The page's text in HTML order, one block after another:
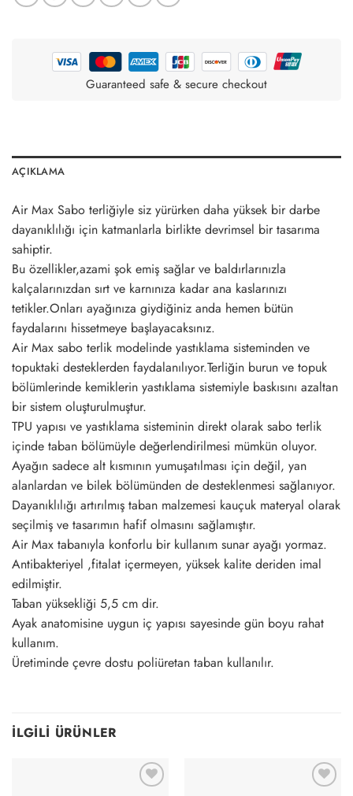
Guaranteed safe & secure checkout
AÇIKLAMA
Air Max Sabo terliğiyle siz yürürken daha yüksek bir darbe
dayanıklılığı için katmanlarla birlikte devrimsel bir tasarıma
sahiptir.
Bu özellikler,azami şok emiş sağlar ve baldırlarınızla
kalçalarınızdan sırt ve karnınıza kadar ana kaslarınızı
tetikler.Onları ayağınıza giydiğiniz anda hemen bütün
faydalarını hissetmeye başlayacaksınız.
Air Max sabo terlik modelinde yastıklama sisteminden ve
topuktaki desteklerden faydalanılıyor.Terliğin burun ve topuk
bölümlerinde kemiklerin yastıklama sistemiyle baskısını azaltan
bir sistem oluşturulmuştur.
TPU yapısı ve yastıklama sisteminin direkt olarak sabo terlik
içinde taban bölümüyle değerlendirilmesi mümkün oluyor.
Ayağın sadece alt kısmının yumuşatılması için değil, yan
alanlardan ve bilek bölümünden de desteklenmesi sağlanıyor.
Dayanıklılığı artırılmış taban malzemesi kauçuk materyal olarak
seçilmiş ve tasarımın hafif olmasını sağlamıştır.
Air Max tabanıyla konforlu bir kullanım sunar ayağı yormaz.
Antibakteriyel ,fitalat içermeyen, yüksek kalite deriden imal
edilmiştir.
Taban yüksekliği 5,5 cm dir.
Ayak anatomisine uygun iç yapısı sayesinde gün boyu rahat
kullanım.
Üretiminde çevre dostu poliüretan taban kullanılır.
İLGILI ÜRÜNLER